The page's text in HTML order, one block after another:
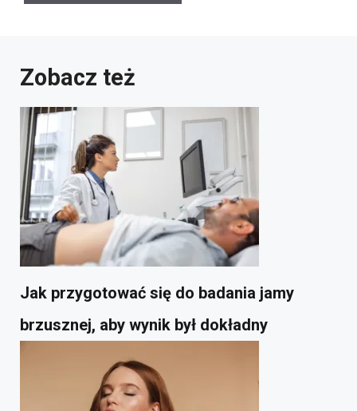
Zobacz też
Jak przygotować się do badania jamy
brzusznej, aby wynik był dokładny